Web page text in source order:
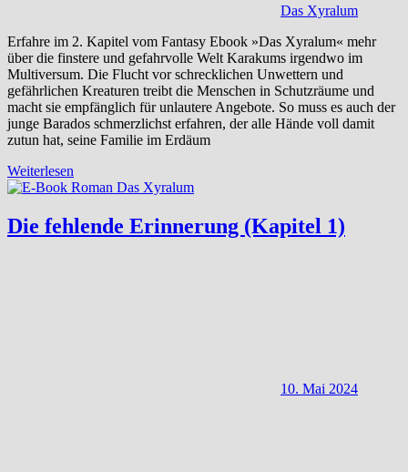
Das Xyralum
Erfahre im 2. Kapitel vom Fantasy Ebook »Das Xyralum« mehr
über die finstere und gefahrvolle Welt Karakums irgendwo im
Multiversum. Die Flucht vor schrecklichen Unwettern und
gefährlichen Kreaturen treibt die Menschen in Schutzräume und
macht sie empfänglich für unlautere Angebote. So muss es auch der
junge Barados schmerzlichst erfahren, der alle Hände voll damit
zutun hat, seine Familie im Erdäum
Weiterlesen
Die fehlende Erinnerung (Kapitel 1)
10. Mai 2024